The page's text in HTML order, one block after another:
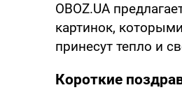
OBOZ.UA
картинок,
принесут тепло и
Короткие